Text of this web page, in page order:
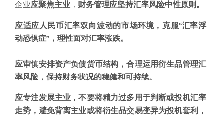
企业应聚焦主业，财务管理应坚持汇率风险中性原则。
应适应人民币汇率双向波动的市场环境，克服“汇率浮
动恐惧症”，理性面对汇率涨跌。
应审慎安排资产负债货币结构，合理运用衍生品管理汇
率风险，保持财务状况的稳健和可持续。
应专注发展主业，不要将精力过多用于判断或投机汇率
走势，避免背离主业或将衍生品交易变异为投机套利，